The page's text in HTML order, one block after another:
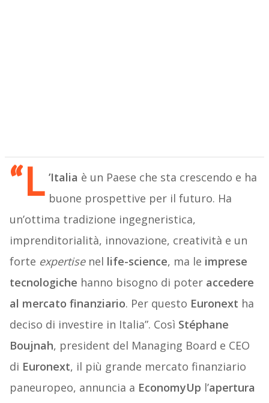
“L ’Italia è un Paese che sta crescendo e ha
buone prospettive per il futuro. Ha
un’ottima tradizione ingegneristica,
imprenditorialità, innovazione, creatività e un
forte expertisenel life-science, ma le imprese
tecnologiche hanno bisogno di poter accedere
al mercato finanziario. Per questo Euronext ha
deciso di investire in Italia”. Così Stéphane
Boujnah, president del Managing Board e CEO
di Euronext, il più grande mercato finanziario
paneuropeo, annuncia a EconomyUp l’apertura